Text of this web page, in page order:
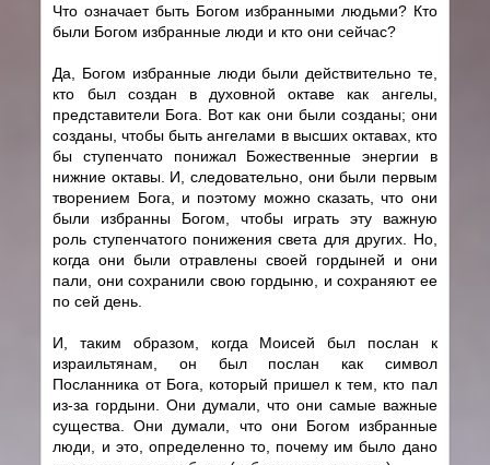
Что означает быть Богом избранными людьми? Кто
были Богом избранные люди и кто они сейчас?
Да, Богом избранные люди были действительно те,
кто был создан в духовной октаве как ангелы,
представители Бога. Вот как они были созданы; они
созданы, чтобы быть ангелами в высших октавах, кто
бы ступенчато понижал Божественные энергии в
нижние октавы. И, следовательно, они были первым
творением Бога, и поэтому можно сказать, что они
были избранны Богом, чтобы играть эту важную
роль ступенчатого понижения света для других. Но,
когда они были отравлены своей гордыней и они
пали, они сохранили свою гордыню, и сохраняют ее
по сей день.
И, таким образом, когда Моисей был послан к
израильтянам, он был послан как символ
Посланника от Бога, который пришел к тем, кто пал
из-за гордыни. Они думали, что они самые важные
существа. Они думали, что они Богом избранные
люди, и это, определенно то, почему им было дано